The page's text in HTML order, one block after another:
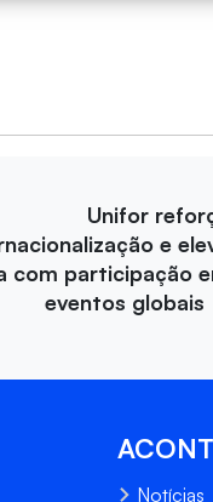
Unifor
e
com participação
eventos globais
Notícias